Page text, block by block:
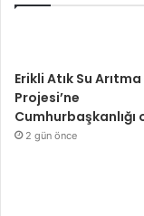
Erikli Atık Su
Projesi’ne
Cumhurbaşkanlığı
2 gün önce